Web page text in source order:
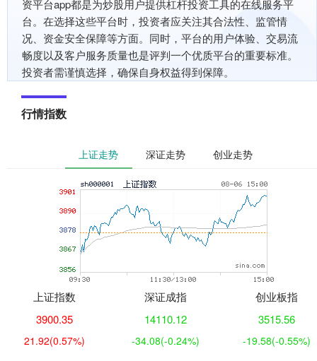
资平台app都是为炒股用户提供杠杆投资工具的在线服务平
台。在选择这些平台时，投资者应关注其合法性、监管情
况、资金安全保障等方面。同时，平台的用户体验、交易流
畅度以及客户服务质量也是评判一个优质平台的重要标准。
投资者需谨慎选择，确保自身权益得到保障。
行情指数
上证走势 深证走势 创业走势
上证指数
3900.35
21.92(0.57%)
深证成指
14110.12
-34.08(-0.24%)
创业板指
3515.56
-19.58(-0.55%)